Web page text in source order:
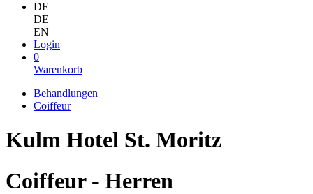
DE
DE
EN
Login
0
Warenkorb
Behandlungen
Coiffeur
Kulm Hotel St. Moritz
Coiffeur - Herren